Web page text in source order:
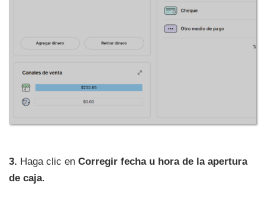
3. Haga clic en Corregir fecha u hora de la apertura
de caja.